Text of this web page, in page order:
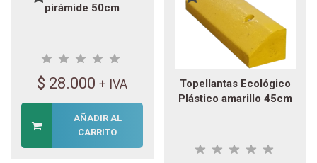
pirámide 50cm
$ 28.000 + IVA
AÑADIR AL
CARRITO
Topellantas Ecológico
Plástico amarillo 45cm